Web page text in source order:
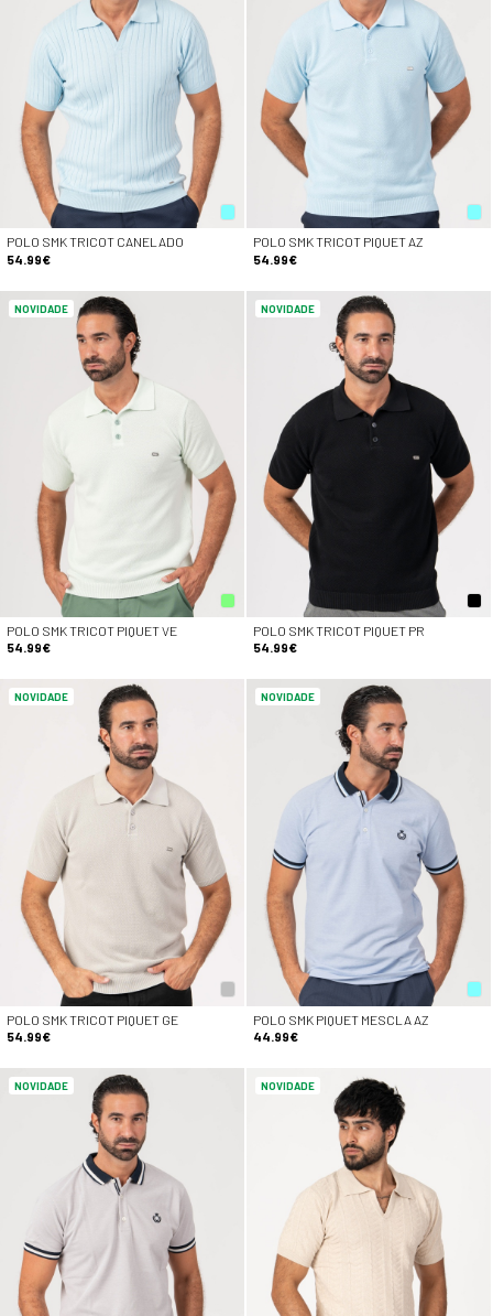
POLO SMK TRICOT CANELADO
54.99€
POLO SMK TRICOT PIQUET AZ
54.99€
NOVIDADE
POLO SMK TRICOT PIQUET VE
54.99€
NOVIDADE
POLO SMK TRICOT PIQUET PR
54.99€
NOVIDADE
POLO SMK TRICOT PIQUET GE
54.99€
NOVIDADE
POLO SMK PIQUET MESCLA AZ
44.99€
NOVIDADE NOVIDADE